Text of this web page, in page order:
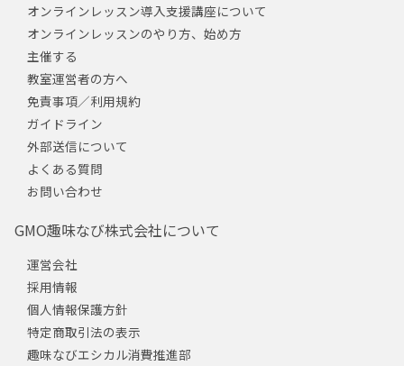
オンラインレッスン導入支援講座について
オンラインレッスンのやり方、始め方
主催する
教室運営者の方へ
免責事項／利用規約
ガイドライン
外部送信について
よくある質問
お問い合わせ
GMO趣味なび株式会社について
運営会社
採用情報
個人情報保護方針
特定商取引法の表示
趣味なびエシカル消費推進部